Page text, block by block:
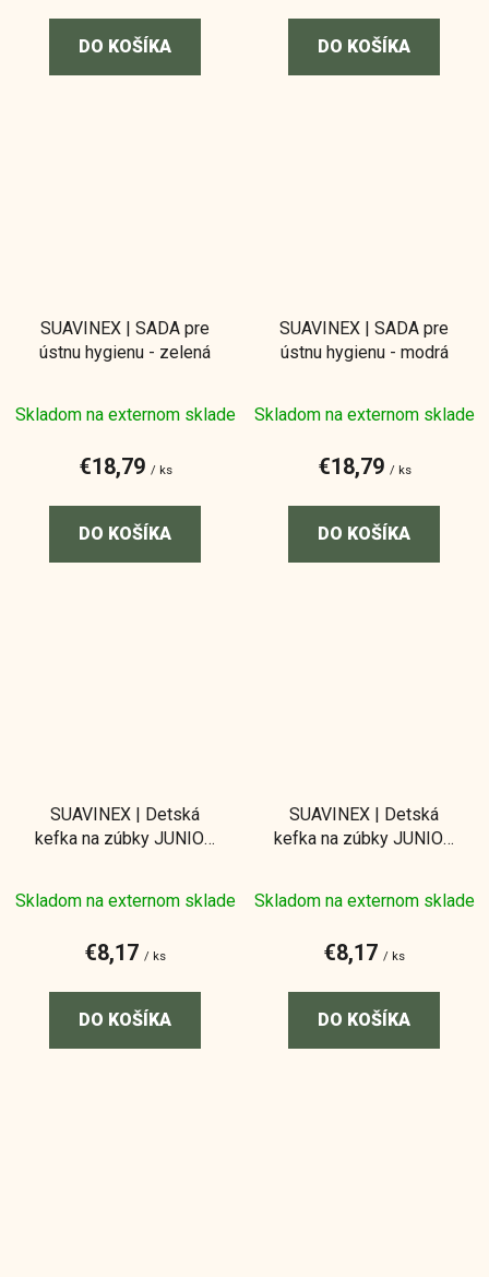
DO KOŠÍKA DO KOŠÍKA
SUAVINEX | SADA pre
ústnu hygienu - zelená
Skladom na externom sklade
€18,79 / ks
DO KOŠÍKA
SUAVINEX | SADA pre
ústnu hygienu - modrá
Skladom na externom sklade
€18,79 / ks
DO KOŠÍKA
SUAVINEX | Detská
kefka na zúbky JUNIOR
Skladom na externom sklade
€8,17 / ks
DO KOŠÍKA
SUAVINEX | Detská
kefka na zúbky JUNIOR
Skladom na externom sklade
€8,17 / ks
DO KOŠÍKA